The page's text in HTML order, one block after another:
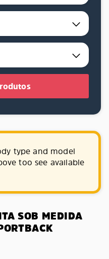
type and model
too see available
SOB MEDIDA